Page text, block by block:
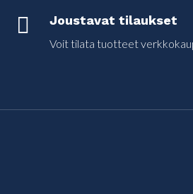
 Joustavat tilaukset
Voit tilata tuotteet